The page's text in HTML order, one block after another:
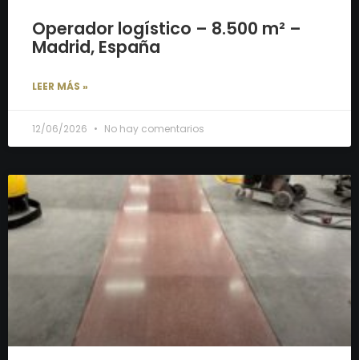
Operador logístico – 8.500 m² –
Madrid, España
LEER MÁS »
12/06/2026 No hay comentarios